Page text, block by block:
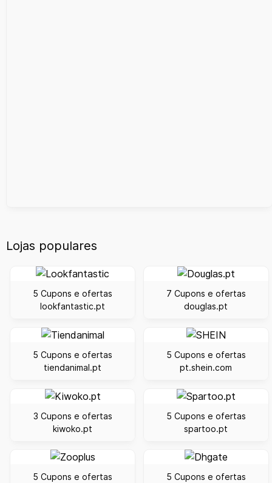
Lojas populares
5 Cupons e ofertas
lookfantastic.pt
7 Cupons e ofertas
douglas.pt
5 Cupons e ofertas
tiendanimal.pt
5 Cupons e ofertas
pt.shein.com
3 Cupons e ofertas
kiwoko.pt
5 Cupons e ofertas
spartoo.pt
5 Cupons e ofertas
5 Cupons e ofertas